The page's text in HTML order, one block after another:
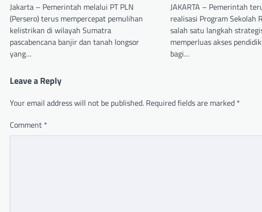
Jakarta – Pemerintah melalui PT PLN
(Persero) terus mempercepat pemulihan
kelistrikan di wilayah Sumatra
pascabencana banjir dan tanah longsor
yang…
JAKARTA – Pemerintah
realisasi Program Sekolah
salah satu langkah
memperluas akses
bagi…
Leave a Reply
Your email address will not be published. Required fields are marked *
Comment *